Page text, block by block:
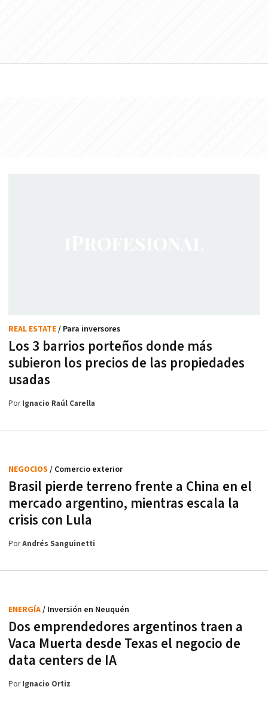
Los 3 barrios porteños donde más
subieron los precios de las propiedades
usadas
REAL ESTATE/ Para inversores
PorIgnacio Raúl Carella
Brasil pierde terreno frente a China en el
mercado argentino, mientras escala la
crisis con Lula
NEGOCIOS / Comercio exterior
PorAndrés Sanguinetti
Dos emprendedores argentinos traen a
Vaca Muerta desde Texas el negocio de
data centers de IA
ENERGÍA/ Inversión en Neuquén
PorIgnacio Ortiz